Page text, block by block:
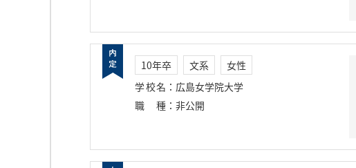
10年卒 文系
女性
学校名 ： 広島女学院大学
職種 ： 非公開